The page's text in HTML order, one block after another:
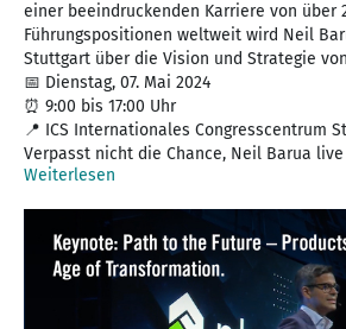
einer beeindruckenden Karriere von über
Führungspositionen weltweit wird Neil
Stuttgart über die Vision und Strategie
📅 Dienstag, 07. Mai 2024
⏰ 9:00 bis 17:00 Uhr
📍 ICS Internationales Congresscentrum
Verpasst nicht die Chance, Neil Barua
Weiterlesen